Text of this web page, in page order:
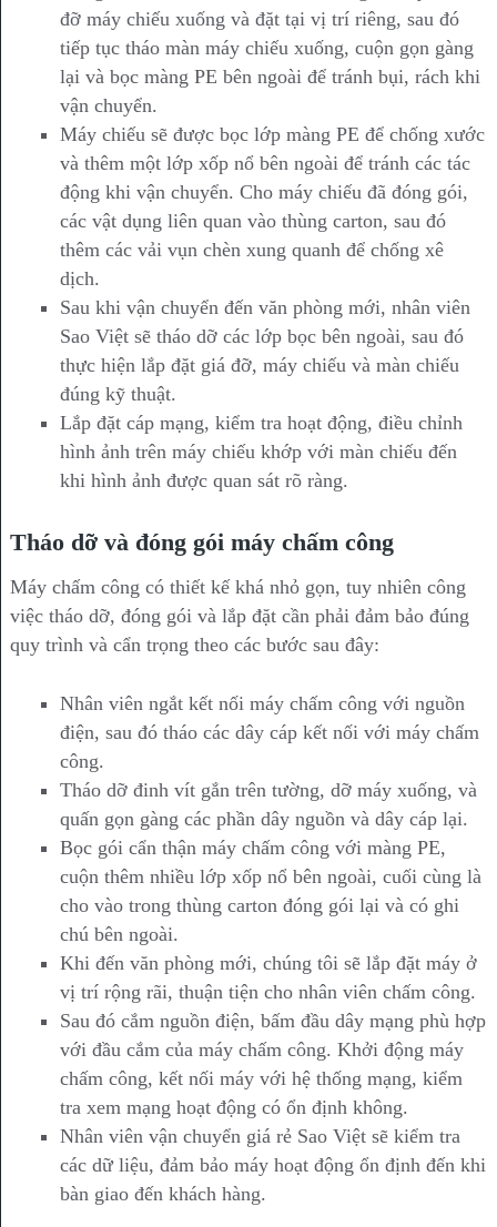
đỡ máy chiếu xuống và đặt tại vị trí riêng, sau đó
tiếp tục tháo màn máy chiếu xuống, cuộn gọn gàng
lại và bọc màng PE bên ngoài để tránh bụi, rách khi
vận chuyển.
Máy chiếu sẽ được bọc lớp màng PE để chống xước
và thêm một lớp xốp nổ bên ngoài để tránh các tác
động khi vận chuyển. Cho máy chiếu đã đóng gói,
các vật dụng liên quan vào thùng carton, sau đó
thêm các vải vụn chèn xung quanh để chống xê
dịch.
Sau khi vận chuyển đến văn phòng mới, nhân viên
Sao Việt sẽ tháo dỡ các lớp bọc bên ngoài, sau đó
thực hiện lắp đặt giá đỡ, máy chiếu và màn chiếu
đúng kỹ thuật.
Lắp đặt cáp mạng, kiểm tra hoạt động, điều chỉnh
hình ảnh trên máy chiếu khớp với màn chiếu đến
khi hình ảnh được quan sát rõ ràng.
Tháo dỡ và đóng gói máy chấm công
Máy chấm công có thiết kế khá nhỏ gọn, tuy nhiên công
việc tháo dỡ, đóng gói và lắp đặt cần phải đảm bảo đúng
quy trình và cẩn trọng theo các bước sau đây:
Nhân viên ngắt kết nối máy chấm công với nguồn
điện, sau đó tháo các dây cáp kết nối với máy chấm
công.
Tháo dỡ đinh vít gắn trên tường, dỡ máy xuống, và
quấn gọn gàng các phần dây nguồn và dây cáp lại.
Bọc gói cẩn thận máy chấm công với màng PE,
cuộn thêm nhiều lớp xốp nổ bên ngoài, cuối cùng là
cho vào trong thùng carton đóng gói lại và có ghi
chú bên ngoài.
Khi đến văn phòng mới, chúng tôi sẽ lắp đặt máy ở
vị trí rộng rãi, thuận tiện cho nhân viên chấm công.
Sau đó cắm nguồn điện, bấm đầu dây mạng phù hợp
với đầu cắm của máy chấm công. Khởi động máy
chấm công, kết nối máy với hệ thống mạng, kiểm
tra xem mạng hoạt động có ổn định không.
Nhân viên vận chuyển giá rẻ Sao Việt sẽ kiểm tra
các dữ liệu, đảm bảo máy hoạt động ổn định đến khi
bàn giao đến khách hàng.